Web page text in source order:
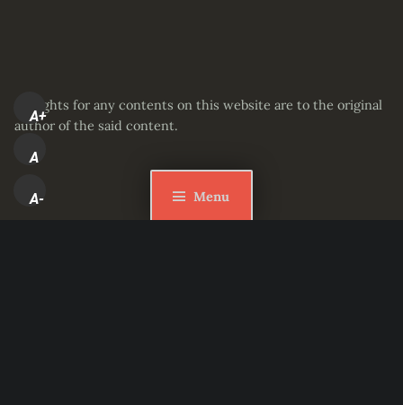
Menu
All rights for any contents on this website are to the original
author of the said content.
A+
A
A-